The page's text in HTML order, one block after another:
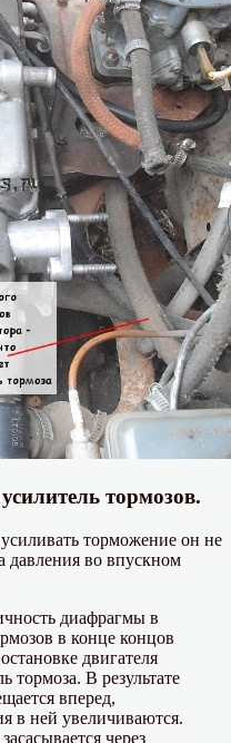
тормозов.
торможение он не
давления во впускном
диафрагмы в
в конце концов
двигателя
тормоза. В результате
вперед,
в ней увеличиваются.
через